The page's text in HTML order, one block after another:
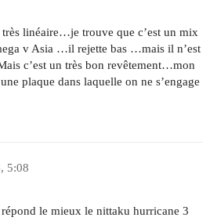
linéaire…je trouve que c’est un mix
v Asia …il rejette bas …mais il n’est
c’est un très bon revêtement…mon
plaque dans laquelle on ne s’engage
5:08
le mieux le nittaku hurricane 3